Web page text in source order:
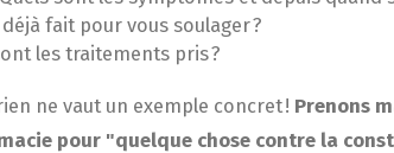
déjà fait pour vous soulager ?
les traitements pris ?
ne vaut un exemple concret ! Prenons
pour "quelque chose contre la